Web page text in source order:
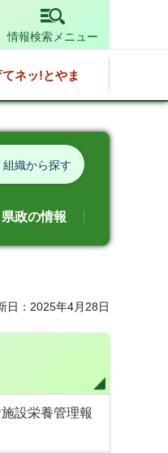
情報検索メニュー
ネッ!とやま
組織から探す
県政の情報
日：2025年4月28日
設栄養管理報